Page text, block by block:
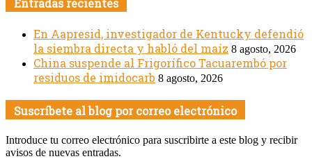
Entradas recientes
En Aapresid, investigador de Kentucky defendió
la siembra directa y habló del maíz 8 agosto, 2026
China suspende al Frigorífico Tacuarembó por
residuos de imidocarb 8 agosto, 2026
Suscríbete al blog por correo electrónico
Introduce tu correo electrónico para suscribirte a este blog y recibir
avisos de nuevas entradas.